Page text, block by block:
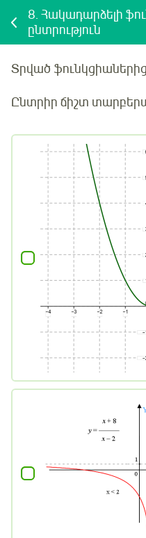
8. Հակադարձելի
ընտրություն
Տրված
Ընտրիր ճիշտ